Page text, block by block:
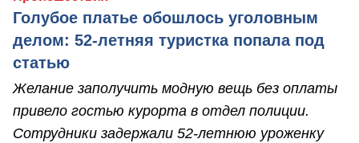
Голубое платье обошлось уголовным
делом: 52-летняя туристка попала под
статью
Желание заполучить модную вещь без оплаты
привело гостью курорта в отдел полиции.
Сотрудники задержали 52-летнюю уроженку